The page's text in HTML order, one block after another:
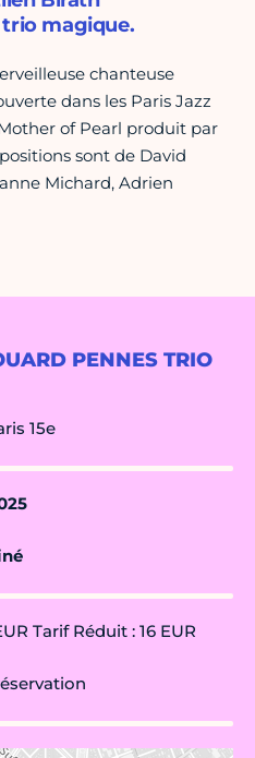
PENNES TRIO
15e
Tarif Réduit : 16 EUR
magique.
chanteuse
dans les Paris Jazz
of Pearl produit par
sont de David
Michard, Adrien